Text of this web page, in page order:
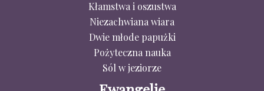
Kłamstwa i oszustwa
Niezachwiana wiara
Dwie młode papużki
Pożyteczna nauka
Sól w jeziorze